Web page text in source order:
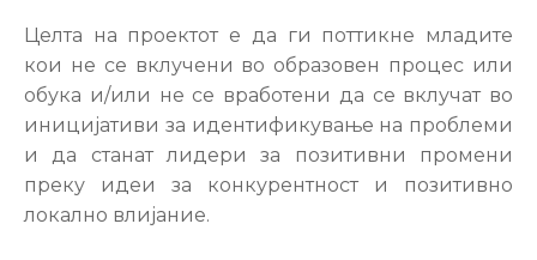
Целта на проектот е да ги поттикне младите
кои не се вклучени во образовен процес или
обука и/или не се вработени да се вклучат во
иницијативи за идентификување на проблеми
и да станат лидери за позитивни промени
преку идеи за конкурентност и позитивно
локално влијание.